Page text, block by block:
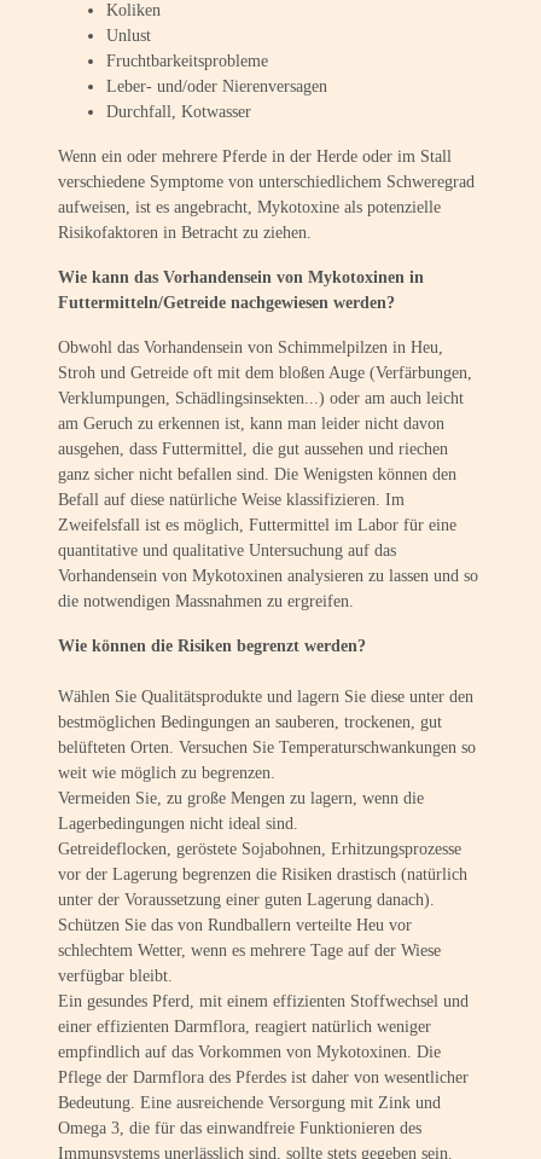
Koliken
Unlust
Fruchtbarkeitsprobleme
Leber- und/oder Nierenversagen
Durchfall, Kotwasser
Wenn ein oder mehrere Pferde in der Herde oder im Stall
verschiedene Symptome von unterschiedlichem Schweregrad
aufweisen, ist es angebracht, Mykotoxine als potenzielle
Risikofaktoren in Betracht zu ziehen.
Wie kann das Vorhandensein von Mykotoxinen in
Futtermitteln/Getreide nachgewiesen werden?
Obwohl das Vorhandensein von Schimmelpilzen in Heu,
Stroh und Getreide oft mit dem bloßen Auge (Verfärbungen,
Verklumpungen, Schädlingsinsekten...) oder am auch leicht
am Geruch zu erkennen ist, kann man leider nicht davon
ausgehen, dass Futtermittel, die gut aussehen und riechen
ganz sicher nicht befallen sind. Die Wenigsten können den
Befall auf diese natürliche Weise klassifizieren. Im
Zweifelsfall ist es möglich, Futtermittel im Labor für eine
quantitative und qualitative Untersuchung auf das
Vorhandensein von Mykotoxinen analysieren zu lassen und so
die notwendigen Massnahmen zu ergreifen.
Wie können die Risiken begrenzt werden?
Wählen Sie Qualitätsprodukte und lagern Sie diese unter den
bestmöglichen Bedingungen an sauberen, trockenen, gut
belüfteten Orten. Versuchen Sie Temperaturschwankungen so
weit wie möglich zu begrenzen.
Vermeiden Sie, zu große Mengen zu lagern, wenn die
Lagerbedingungen nicht ideal sind.
Getreideflocken, geröstete Sojabohnen, Erhitzungsprozesse
vor der Lagerung begrenzen die Risiken drastisch (natürlich
unter der Voraussetzung einer guten Lagerung danach).
Schützen Sie das von Rundballern verteilte Heu vor
schlechtem Wetter, wenn es mehrere Tage auf der Wiese
verfügbar bleibt.
Ein gesundes Pferd, mit einem effizienten Stoffwechsel und
einer effizienten Darmflora, reagiert natürlich weniger
empfindlich auf das Vorkommen von Mykotoxinen. Die
Pflege der Darmflora des Pferdes ist daher von wesentlicher
Bedeutung. Eine ausreichende Versorgung mit Zink und
Omega 3, die für das einwandfreie Funktionieren des
Immunsystems unerlässlich sind, sollte stets gegeben sein.